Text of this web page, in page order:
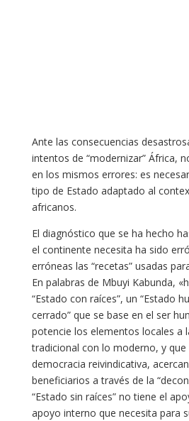
Ante las consecuencias
intentos de “modernizar” África,
en los mismos errores: es
tipo de Estado adaptado al
africanos.
El diagnóstico que se ha hecho
el continente necesita ha sido
erróneas las “recetas” usadas
En palabras de Mbuyi Kabunda,
“Estado con raíces”, un “Estado
cerrado” que se base en el ser
potencie los elementos locales a
tradicional con lo moderno, y que
democracia reivindicativa,
beneficiarios a través de la
“Estado sin raíces” no tiene el
apoyo interno que necesita para